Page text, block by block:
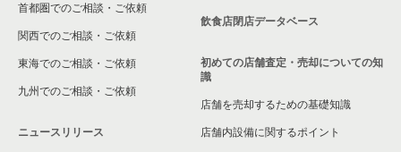
首都圏でのご相談・ご依頼
関西でのご相談・ご依頼
東海でのご相談・ご依頼
九州でのご相談・ご依頼
ニュースリリース
飲食店閉店データベース
初めての店舗査定・売却についての知
識
店舗を売却するための基礎知識
店舗内設備に関するポイント